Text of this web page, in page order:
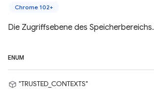
Chrome 102+
Die Zugriffsebene des Speicherbereichs.
ENUM
"TRUSTED_CONTEXTS"